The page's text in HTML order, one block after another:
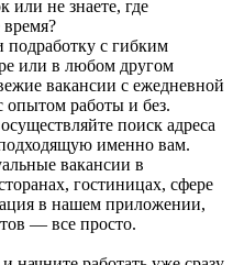
или не знаете, где
время?
с гибким
или в любом другом
вакансии с ежедневной
работы и без.
поиск адреса
именно вам.
вакансии в
гостиницах, сфере
в нашем приложении,
— все просто.